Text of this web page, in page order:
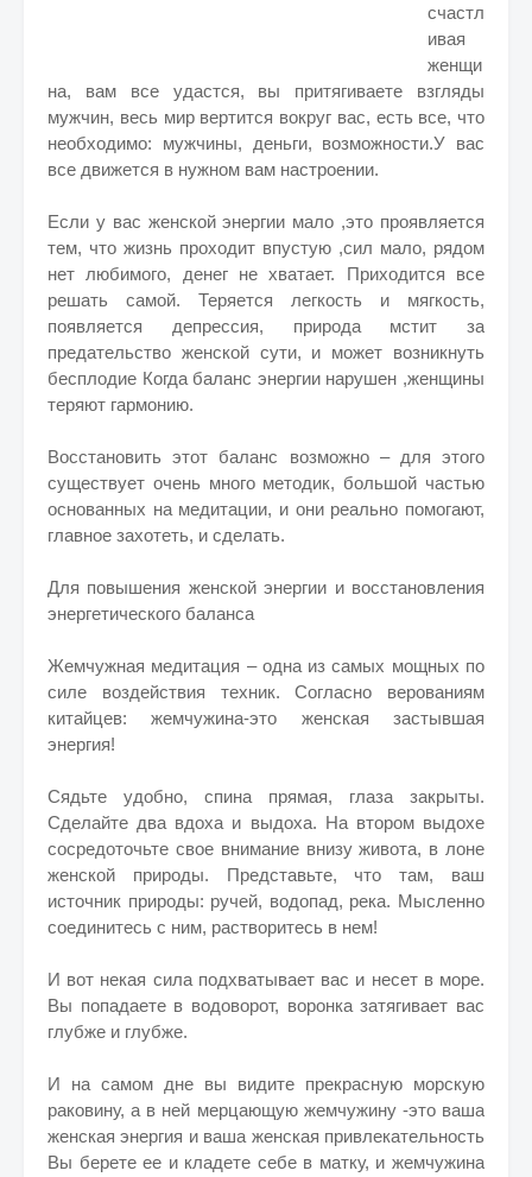
счастл
ивая
женщи
на, вам все удастся, вы притягиваете взгляды
мужчин, весь мир вертится вокруг вас, есть все, что
необходимо: мужчины, деньги, возможности.У вас
все движется в нужном вам настроении.
Если у вас женской энергии мало ,это проявляется
тем, что жизнь проходит впустую ,сил мало, рядом
нет любимого, денег не хватает. Приходится все
решать самой. Теряется легкость и мягкость,
появляется депрессия, природа мстит за
предательство женской сути, и может возникнуть
бесплодие Когда баланс энергии нарушен ,женщины
теряют гармонию.
Восстановить этот баланс возможно – для этого
существует очень много методик, большой частью
основанных на медитации, и они реально помогают,
главное захотеть, и сделать.
Для повышения женской энергии и восстановления
энергетического баланса
Жемчужная медитация – одна из самых мощных по
силе воздействия техник. Согласно верованиям
китайцев: жемчужина-это женская застывшая
энергия!
Сядьте удобно, спина прямая, глаза закрыты.
Сделайте два вдоха и выдоха. На втором выдохе
сосредоточьте свое внимание внизу живота, в лоне
женской природы. Представьте, что там, ваш
источник природы: ручей, водопад, река. Мысленно
соединитесь с ним, растворитесь в нем!
И вот некая сила подхватывает вас и несет в море.
Вы попадаете в водоворот, воронка затягивает вас
глубже и глубже.
И на самом дне вы видите прекрасную морскую
раковину, а в ней мерцающую жемчужину -это ваша
женская энергия и ваша женская привлекательность
Вы берете ее и кладете себе в матку, и жемчужина